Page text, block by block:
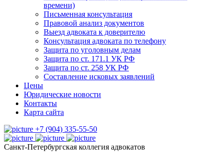
времени)
Письменная консультация
Правовой анализ документов
Выезд адвоката к доверителю
Консультация адвоката по телефону
Защита по уголовным делам
Защита по ст. 171.1 УК РФ
Защита по ст. 258 УК РФ
Составление исковых заявлений
Цены
Юридические новости
Контакты
Карта сайта
+7 (904) 335-55-50
Санкт-Петербургская коллегия адвокатов